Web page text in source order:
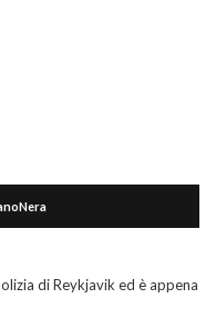
di Reykjavik ed è appena